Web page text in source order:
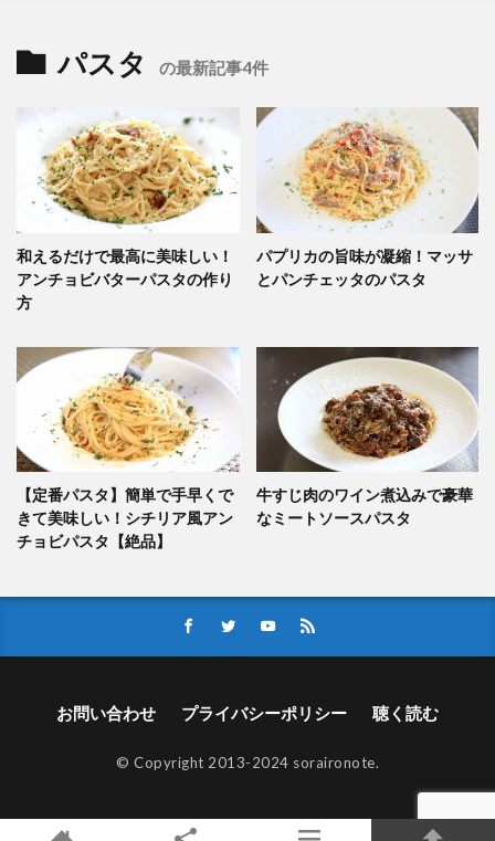
パスタ の最新記事4件
和えるだけで最高に美味しい！
アンチョビバターパスタの作り
方
パプリカの旨味が凝縮！マッサ
とパンチェッタのパスタ
【定番パスタ】簡単で手早くで
きて美味しい！シチリア風アン
チョビパスタ【絶品】
牛すじ肉のワイン煮込みで豪華
なミートソースパスタ
お問い合わせ プライバシーポリシー 聴く読む
© Copyright 2013-2024 soraironote.